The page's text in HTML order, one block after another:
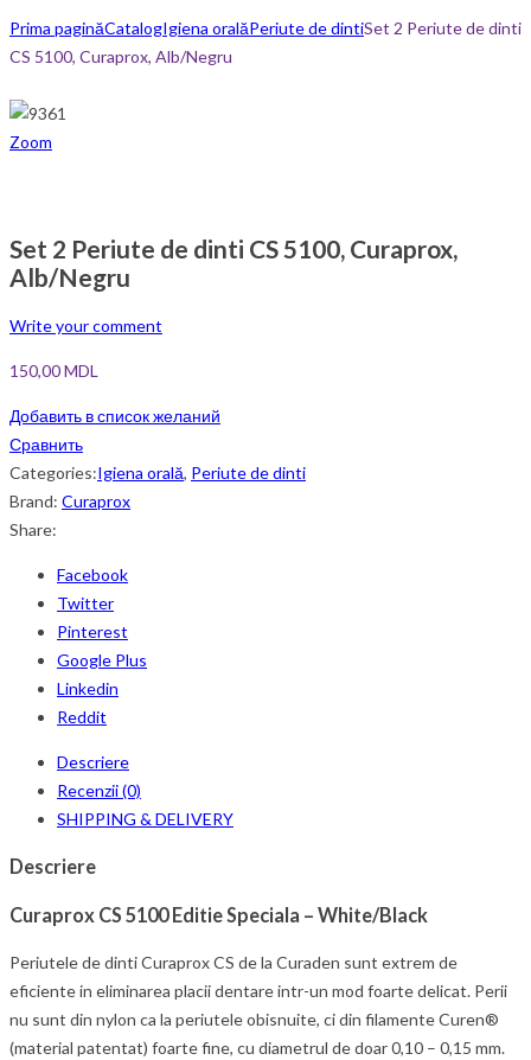
Prima paginăCatalogIgiena oralăPeriute de dintiSet 2 Periute de dinti
CS 5100, Curaprox, Alb/Negru
Zoom
Set 2 Periute de dinti CS 5100, Curaprox,
Alb/Negru
Write your comment
150,00MDL
Добавить в список желаний
Сравнить
Categories:Igiena orală, Periute de dinti
Brand: Curaprox
Share:
Facebook
Twitter
Pinterest
Google Plus
Linkedin
Reddit
Descriere
Recenzii (0)
SHIPPING & DELIVERY
Descriere
Curaprox CS 5100 Editie Speciala – White/Black
Periutele de dinti Curaprox CS de la Curaden sunt extrem de
eficiente in eliminarea placii dentare intr-un mod foarte delicat. Perii
nu sunt din nylon ca la periutele obisnuite, ci din filamente Curen®
(material patentat) foarte fine, cu diametrul de doar 0,10 – 0,15 mm.